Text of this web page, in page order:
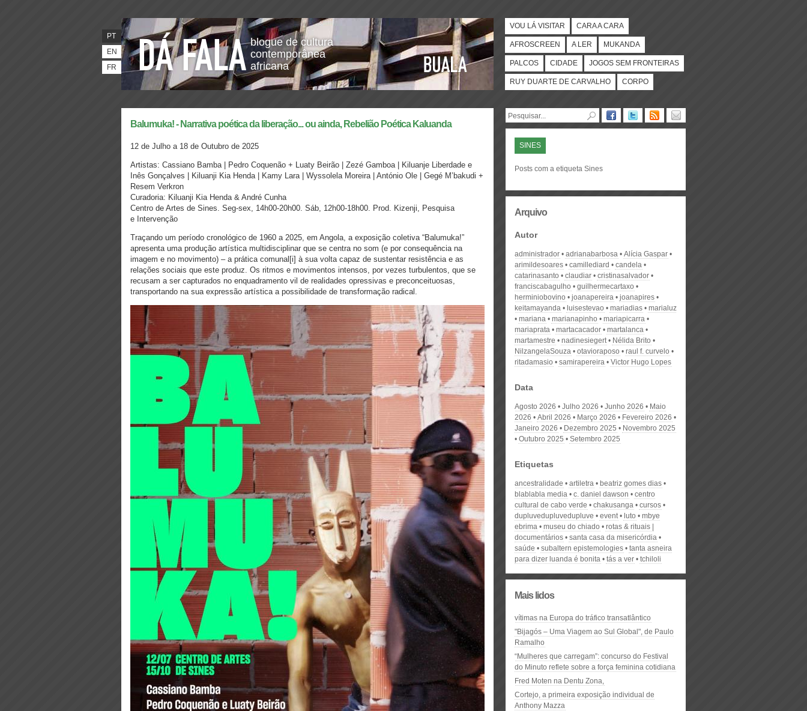
blogue de cultura
contemporânea
africana
PT
EN
FR
VOU LÁ VISITAR CARA A CARA
AFROSCREEN A LER MUKANDA
PALCOS CIDADE JOGOS SEM FRONTEIRAS
RUY DUARTE DE CARVALHO CORPO
Balumuka! - Narrativa poética da liberação... ou ainda, Rebelião Poética Kaluanda
12 de Julho a 18 de Outubro de 2025
Artistas: Cassiano Bamba | Pedro Coquenão + Luaty Beirão | Zezé Gamboa | Kiluanje Liberdade e
Inês Gonçalves | Kiluanji Kia Henda | Kamy Lara | Wyssolela Moreira | António Ole | Gegé M’bakudi +
Resem Verkron
Curadoria: Kiluanji Kia Henda & André Cunha
Centro de Artes de Sines. Seg-sex, 14h00-20h00. Sáb, 12h00-18h00. Prod. Kizenji, Pesquisa
e Intervenção
Traçando um período cronológico de 1960 a 2025, em Angola, a exposição coletiva “Balumuka!”
apresenta uma produção artística multidisciplinar que se centra no som (e por consequência na
imagem e no movimento) – a prática comunal[i] à sua volta capaz de sustentar resistência e as
relações sociais que este produz. Os ritmos e movimentos intensos, por vezes turbulentos, que se
recusam a ser capturados no enquadramento vil de realidades opressivas e preconceituosas,
transportando na sua expressão artística a possibilidade de transformação radical.
SINES
Posts com a etiqueta Sines
Arquivo
Autor
administrador adrianabarbosa
Alícia Gaspar
arimildesoares
camillediard
candela
catarinasanto
claudiar
cristinasalvador
franciscabagulho
guilhermecartaxo
herminiobovino
joanapereira
joanapires
keitamayanda
luisestevao mariadias
marialuz
mariana
marianapinho
mariapicarra
mariaprata
martacacador
martalanca
martamestre
nadinesiegert
Nélida Brito
NilzangelaSouza
otavioraposo
raul f. curvelo
ritadamasio
samirapereira Victor Hugo Lopes
Data
Agosto 2026 Julho 2026 Junho 2026
Maio
2026
Abril 2026 Março 2026
Fevereiro 2026
Janeiro 2026
Dezembro 2025
Novembro 2025
Outubro 2025
Setembro 2025
Etiquetas
ancestralidade artiletra
beatriz gomes dias
blablabla media
c. daniel dawson
centro
cultural de cabo verde
chakusanga
cursos
dupluvedupluvedupluve
event luto
mbye
ebrima
museu do chiado
rotas & rituais |
documentários
santa casa da misericórdia
saúde
subaltern epistemologies
tanta asneira
para dizer luanda é bonita
tás a ver tchiloli
Mais lidos
vítimas na Europa do tráfico transatlântico
"Bijagós – Uma Viagem ao Sul Global", de Paulo
Ramalho
“Mulheres que carregam”: concurso do Festival
do Minuto reflete sobre a força feminina cotidiana
Fred Moten na Dentu Zona,
Cortejo, a primeira exposição individual de
Anthony Mazza